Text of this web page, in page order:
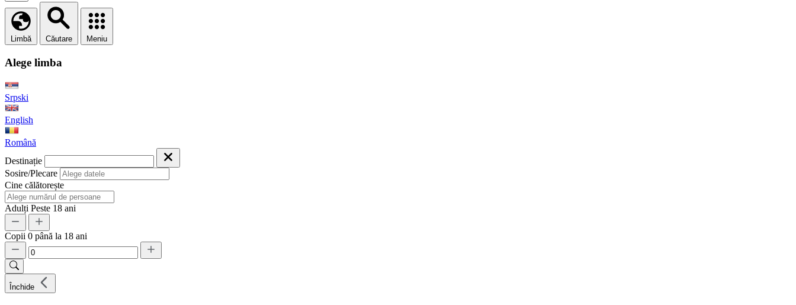
Limbă Căutare Meniu
Alege limba
Srpski
English
Română
Destinație
Sosire/Plecare
Cine călătorește
Adulți Peste 18 ani
Copii 0 până la 18 ani
Închide